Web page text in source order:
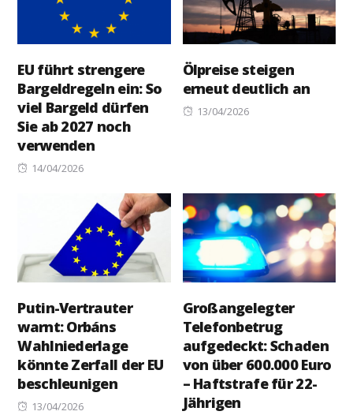
EU führt strengere
Bargeldregeln ein: So
viel Bargeld dürfen
Sie ab 2027 noch
verwenden
Posted
14/04/2026
Ölpreise steigen
erneut deutlich an
Posted
13/04/2026
Putin-Vertrauter
warnt: Orbáns
Wahlniederlage
könnte Zerfall der EU
beschleunigen
Posted
13/04/2026
Großangelegter
Telefonbetrug
aufgedeckt: Schaden
von über 600.000 Euro
– Haftstrafe für 22-
Jährigen